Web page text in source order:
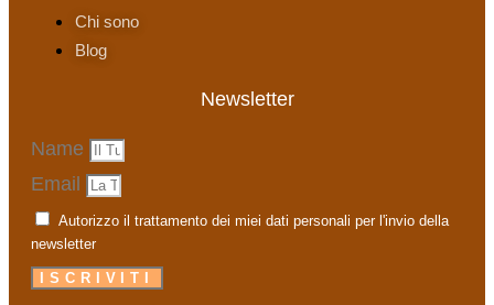
Chi sono
Blog
Newsletter
Name
Email
Autorizzo il trattamento dei miei dati personali per l'invio della
newsletter
ISCRIVITI